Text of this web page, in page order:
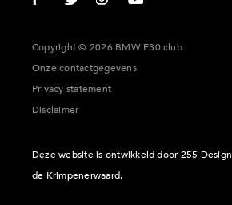
Copyright © 2026 BMW E30 club
Onze contactgegevens
Privacy statement
Disclaimer
Deze website is ontwikkeld door 255 Design
de Krimpenerwaard.